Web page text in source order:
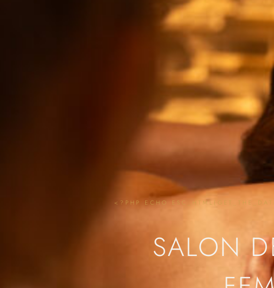
<?PHP ECHO
SALON